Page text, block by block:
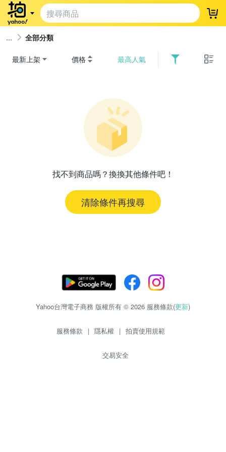
登
全部分類
最新上架 價格 最高人氣
找不到商品嗎？換換其他條件吧！
清除條件再搜尋
Yahoo台灣電子商務 版權所有 © 2026 服務條款(更新)
服務條款 | 隱私權 | 拍賣使用規範
交易安全